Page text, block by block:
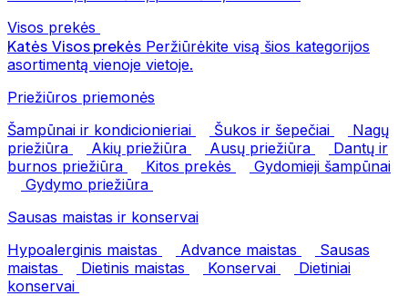
Visos prekės
Katės Visos prekės Peržiūrėkite visą šios kategorijos
asortimentą vienoje vietoje.
Priežiūros priemonės
Šampūnai ir kondicionieriai
Šukos ir šepečiai
Nagų
priežiūra
Akių priežiūra Ausų priežiūra
Dantų ir
burnos priežiūra
Kitos prekės
Gydomieji šampūnai
Gydymo priežiūra
Sausas maistas ir konservai
Hypoalerginis maistas
Advance maistas
Sausas
maistas
Dietinis maistas Konservai
Dietiniai
konservai